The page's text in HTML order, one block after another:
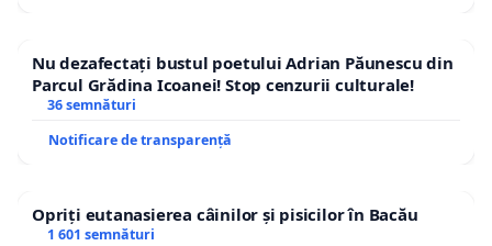
Nu dezafectați bustul poetului Adrian Păunescu din
Parcul Grădina Icoanei! Stop cenzurii culturale!
36 semnături
Notificare de transparență
Opriți eutanasierea câinilor și pisicilor în Bacău
1 601 semnături